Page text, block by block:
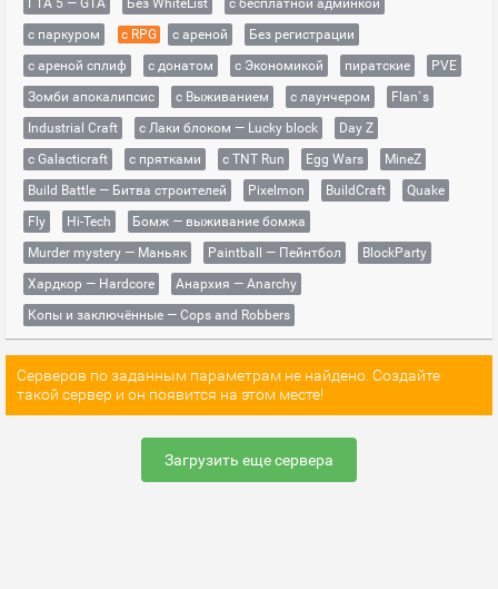
ГТА 5 — GTA
Без WhiteList
с бесплатной админкой
с паркуром
с RPG с ареной
Без регистрации
с ареной сплиф
с донатом с Экономикой пиратские
PVE
Зомби апокалипсис
с Выживанием с лаунчером
Flan`s
Industrial Craft
с Лаки блоком — Lucky block
Day Z
с Galacticraft
с прятками с TNT Run Egg Wars
MineZ
Build Battle — Битва строителей
Pixelmon BuildCraft
Quake
Fly
Hi-Tech
Бомж — выживание бомжа
Murder mystery — Маньяк
Paintball — Пейнтбол
BlockParty
Хардкор — Hardcore
Анархия — Anarchy
Копы и заключённые — Cops and Robbers
Серверов по заданным параметрам не найдено. Создайте
такой сервер и он появится на этом месте!
Загрузить еще сервера